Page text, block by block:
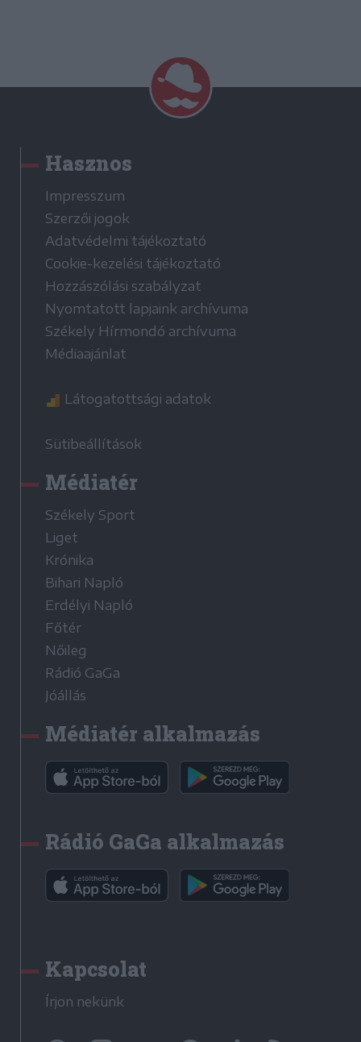
Hasznos
Impresszum
Szerzői jogok
Adatvédelmi tájékoztató
Cookie-kezelési tájékoztató
Hozzászólási szabályzat
Nyomtatott lapjaink archívuma
Székely Hírmondó archívuma
Médiaajánlat
Látogatottsági adatok
Sütibeállítások
Médiatér
Székely Sport
Liget
Krónika
Bihari Napló
Erdélyi Napló
Főtér
Nőileg
Rádió GaGa
Jóállás
Médiatér alkalmazás
Rádió GaGa alkalmazás
Kapcsolat
Írjon nekünk